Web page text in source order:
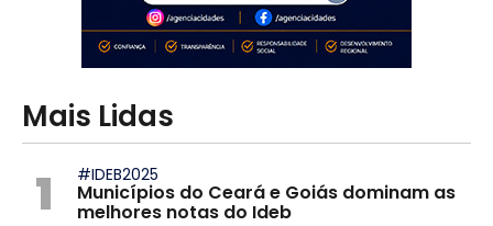
Mais Lidas
1 #IDEB2025
Municípios do Ceará e Goiás dominam as
melhores notas do Ideb